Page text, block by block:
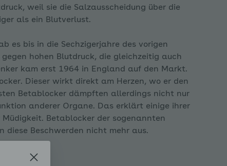
weil sie die Salzausscheidung über die
als ein Blutverlust.
es bis in die Sechzigerjahre des vorigen
hohen Blutdruck, die gleichzeitig auch
kam erst 1964 in England auf den Markt.
Dieser wirkt direkt am Herzen, wo er den
Betablocker dämpften allerdings nicht nur
anderer Organe. Das erklärt einige ihrer
Betablocker der sogenannten
diese Beschwerden nicht mehr aus.